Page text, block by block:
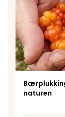
naturen